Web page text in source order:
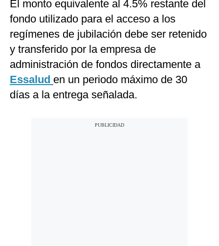
El monto equivalente al 4.5% restante del
fondo utilizado para el acceso a los
regímenes de jubilación debe ser retenido
y transferido por la empresa de
administración de fondos directamente a
Essalud en un periodo máximo de 30
días a la entrega señalada.